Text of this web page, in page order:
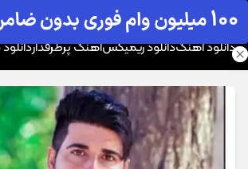
موزیک تار
دانلود آهنگدانلود ریمیکسآهنگ پرطرفدار